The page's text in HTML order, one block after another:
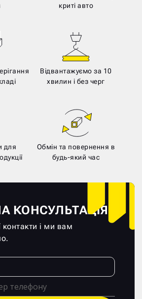
криті авто
Відвантажуємо за 10
хвилин і без черг
для
Обмін та повернення в
будь-який час
КОНСУЛЬТАЦІЯ?
і ми вам